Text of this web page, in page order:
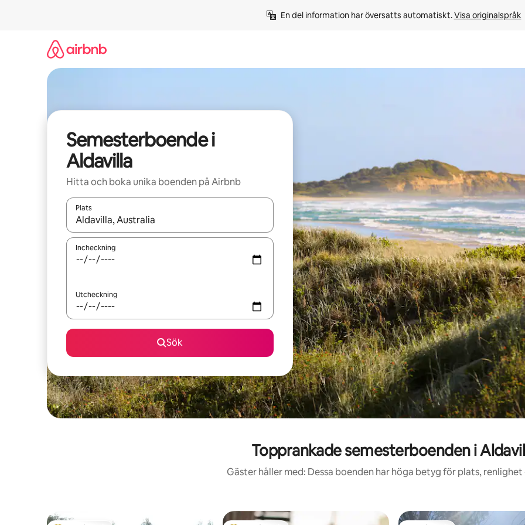
En del information har översatts automatiskt. Visa originalspråk
Semesterboende i
Aldavilla
Hitta och boka unika boenden på Airbnb
Plats
När resultaten är tillgängliga kan du navigera med upp- och nedåtpilarna eller utforska genom att trycka eller svepa.
Incheckning
Utcheckning
Sök
Topprankade semesterboenden i
Gäster håller med: Dessa boenden har höga betyg för plats, renlighet